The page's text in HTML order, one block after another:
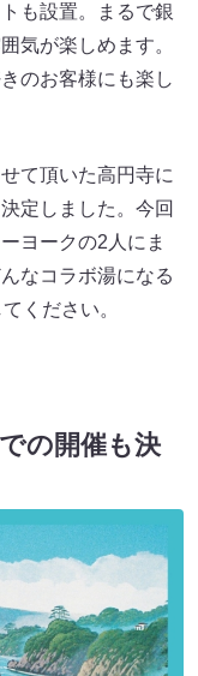
も設置。まるで銀
気が楽しめます。
のお客様にも楽し
て頂いた高円寺に
定しました。今回
ヨークの2人にま
なコラボ湯になる
ください。
の開催も決